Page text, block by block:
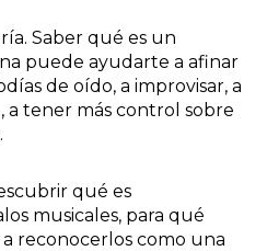
Saber qué es un
puede ayudarte a afinar
de oído, a improvisar, a
a tener más control sobre
qué es
musicales, para qué
reconocerlos como una